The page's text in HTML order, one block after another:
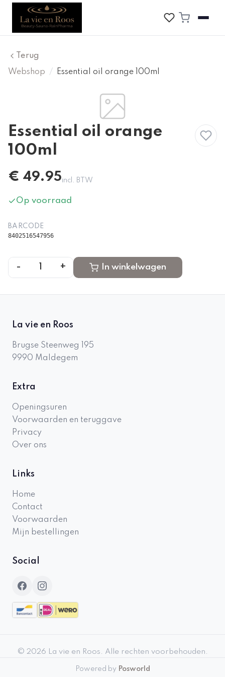
Terug
Webshop
/ Essential oil orange 100ml
Essential oil orange
100ml
€ 49.95incl. BTW
Op voorraad
BARCODE
8402516547956
- + In winkelwagen
La vie en Roos
Brugse Steenweg 195
9990 Maldegem
Extra
Openingsuren
Voorwaarden en teruggave
Privacy
Over ons
Links
Home
Contact
Voorwaarden
Mijn bestellingen
Social
© 2026 La vie en Roos. Alle rechten voorbehouden.
Powered by Posworld